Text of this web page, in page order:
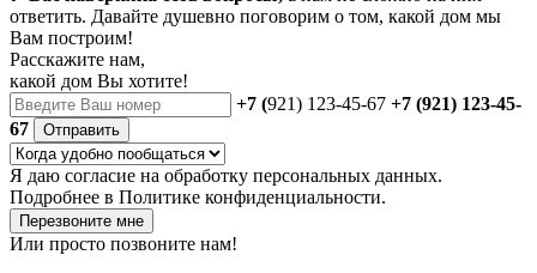
ответить. Давайте душевно поговорим о том, какой дом мы
Вам построим!
Расскажите нам,
какой дом Вы хотите!
+7 (921) 123-45-67 +7 (921) 123-45-
67
Отправить
Я даю согласие на обработку персональных данных.
Подробнее в Политике конфиденциальности.
Перезвоните мне
Или просто позвоните нам!